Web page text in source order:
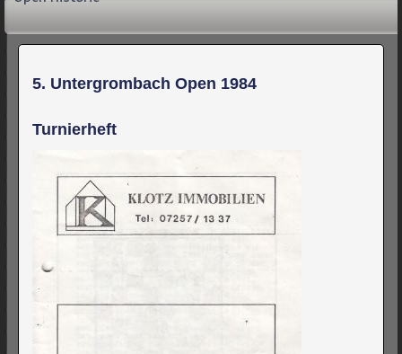
5. Untergrombach Open 1984
Turnierheft